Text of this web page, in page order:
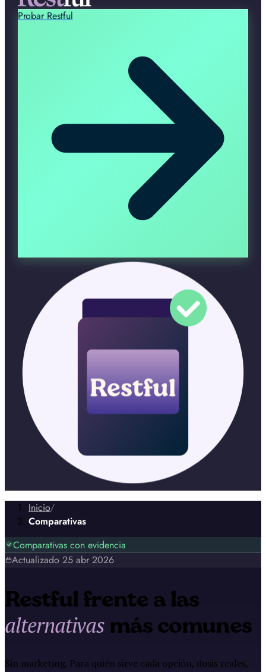
Probar Restful
Restful
Inicio/
Comparativas
Comparativas con evidencia
Actualizado 25 abr 2026
Restful frente a las
alternativas más comunes
Sin marketing. Para quién sirve cada opción, dosis reales,